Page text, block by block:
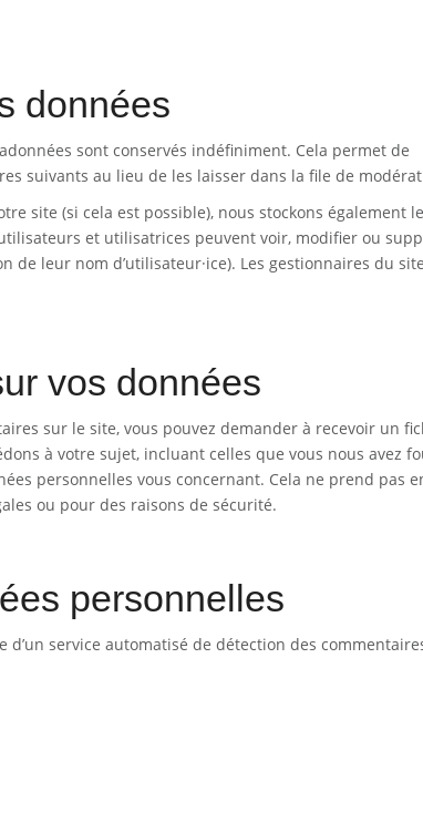
données
sont conservés indéfiniment. Cela permet de
suivants au lieu de les laisser dans la file de
site (si cela est possible), nous stockons également
et utilisatrices peuvent voir, modifier ou
de leur nom d’utilisateur·ice). Les gestionnaires du site
vos données
sur le site, vous pouvez demander à recevoir un
à votre sujet, incluant celles que vous nous avez
personnelles vous concernant. Cela ne prend pas
ou pour des raisons de sécurité.
personnelles
service automatisé de détection des